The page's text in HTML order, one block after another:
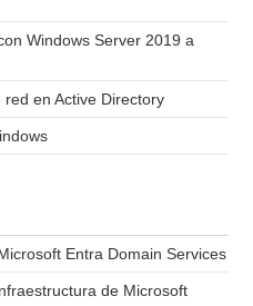
Windows Server 2019 a
en Active Directory
Entra Domain Services
de Microsoft